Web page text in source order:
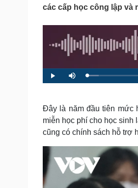
Vụ án
Tư vấn luật
Dinh dưỡng - món ngon
Nhi khoa
Nam khoa
Làm đẹp - giảm cân
Ăn sạch sống khỏe
Cải chính
các cấp học công lập và
P
l
M
u
L
o
:
3
.
4
%
Đây là năm đầu tiên mức
miễn học phí cho học sinh
cũng có chính sách hỗ trợ